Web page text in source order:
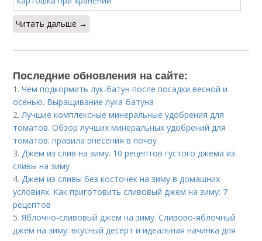
Читать дальше →
Последние обновления на сайте:
1.Чем подкормить лук-батун после посадки весной и
осенью. Выращивание лука-батуна
2.Лучшие комплексные минеральные удобрения для
томатов. Обзор лучших минеральных удобрений для
томатов: правила внесения в почву
3.Джем из слив на зиму. 10 рецептов густого джема из
сливы на зиму
4.Джем из сливы без косточек на зиму в домашних
условиях. Как приготовить сливовый джем на зиму: 7
рецептов
5.Яблочно-сливовый джем на зиму. Сливово-яблочный
джем на зиму: вкусный десерт и идеальная начинка для